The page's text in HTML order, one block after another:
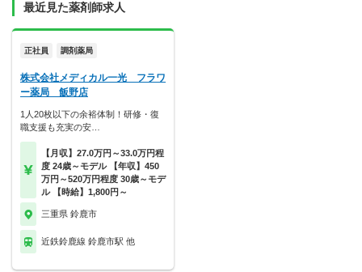
最近見た薬剤師求人
正社員 調剤薬局
株式会社メディカル一光 フラワ
ー薬局 飯野店
1人20枚以下の余裕体制！研修・復
職支援も充実の安…
【月収】27.0万円～33.0万円程
度 24歳～モデル 【年収】450
万円～520万円程度 30歳～モデ
ル 【時給】1,800円～
三重県 鈴鹿市
近鉄鈴鹿線 鈴鹿市駅 他